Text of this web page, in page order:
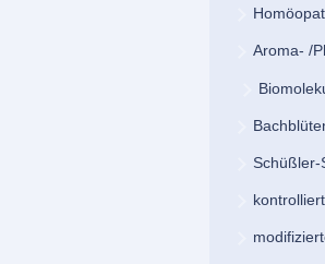
Aroma- /
Schüßler-